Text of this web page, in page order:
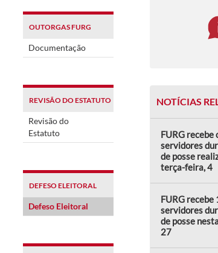
OUTORGAS FURG
Documentação
REVISÃO DO ESTATUTO
Revisão do
Estatuto
DEFESO ELEITORAL
Defeso Eleitoral
NOTÍCIAS
FURG recebe
servidores
de posse
terça-feira, 4
FURG recebe
servidores
de posse
27